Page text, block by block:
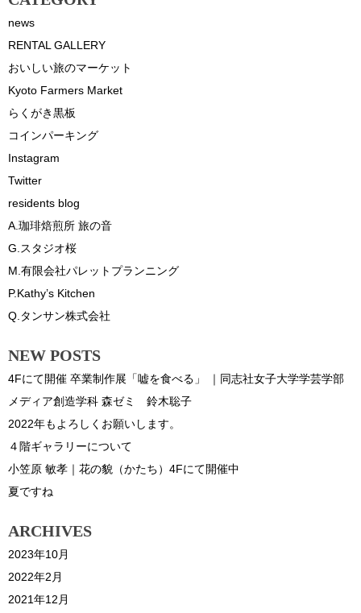
news
RENTAL GALLERY
おいしい旅のマーケット
Kyoto Farmers Market
らくがき黒板
コインパーキング
Instagram
Twitter
residents blog
A.珈琲焙煎所 旅の音
G.スタジオ桜
M.有限会社パレットプランニング
P.Kathy’s Kitchen
Q.タンサン株式会社
NEW POSTS
4Fにて開催 卒業制作展「嘘を食べる」 ｜同志社女子大学学芸学部
メディア創造学科 森ゼミ 鈴木聡子
2022年もよろしくお願いします。
４階ギャラリーについて
小笠原 敏孝｜花の貌（かたち）4Fにて開催中
夏ですね
ARCHIVES
2023年10月
2022年2月
2021年12月